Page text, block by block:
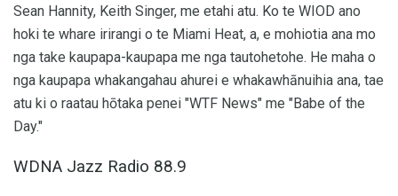
Sean Hannity, Keith Singer, me etahi atu. Ko te WIOD ano
hoki te whare irirangi o te Miami Heat, a, e mohiotia ana mo
nga take kaupapa-kaupapa me nga tautohetohe. He maha o
nga kaupapa whakangahau ahurei e whakawhānuihia ana, tae
atu ki o raatau hōtaka penei "WTF News" me "Babe of the
Day."
WDNA Jazz Radio 88.9